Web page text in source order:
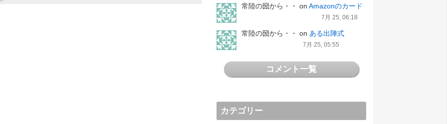
常陸の圀から・・ on Amazonのカード
7月 25, 06:18
常陸の圀から・・ on ある出陣式
7月 25, 05:55
コメント一覧
カテゴリー